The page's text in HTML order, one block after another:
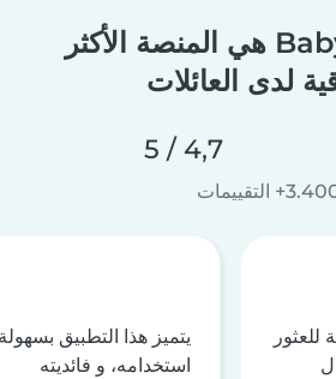
منصة Babysits هي المنصة الأكثر
لدى العائلات
4,7 / 5
التقييمات
يتميز هذا التطبيق
استخدامه، و فائديته